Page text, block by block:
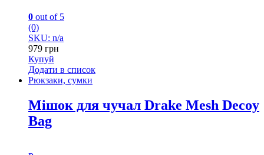
0 out of 5
(0)
SKU: n/a
979 грн
Купуй
Додати в список
Рюкзаки, сумки
Мішок для чучал Drake Mesh Decoy
Bag